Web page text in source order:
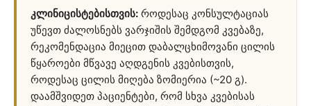
კლინიცისტებისთვის: როდესაც კონსულტაციას
უწევთ ძალოსნებს ვარჯიშის შემდგომ კვებაზე,
რეკომენდაცია მიეცით დაბალცხიმოვანი ცილის
წყაროები მწვავე აღდგენის კვებისთვის,
როდესაც ცილის მიღება ზომიერია (~20 გ).
დაამშვიდეთ პაციენტები, რომ სხვა კვებისას